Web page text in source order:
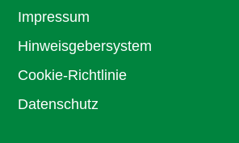
Impressum
Hinweisgebersystem
Cookie-Richtlinie
Datenschutz